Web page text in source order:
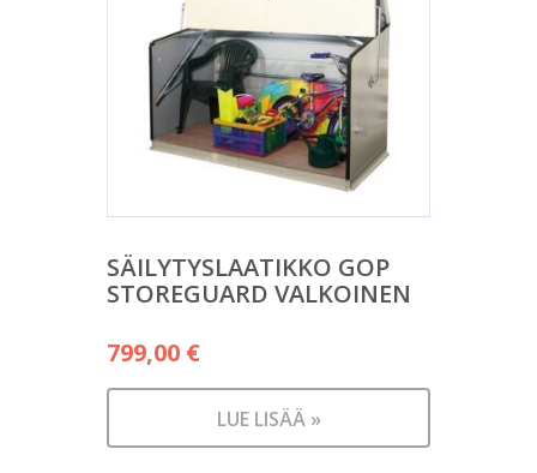
SÄILYTYSLAATIKKO GOP
STOREGUARD VALKOINEN
799,00 €
LUE LISÄÄ »